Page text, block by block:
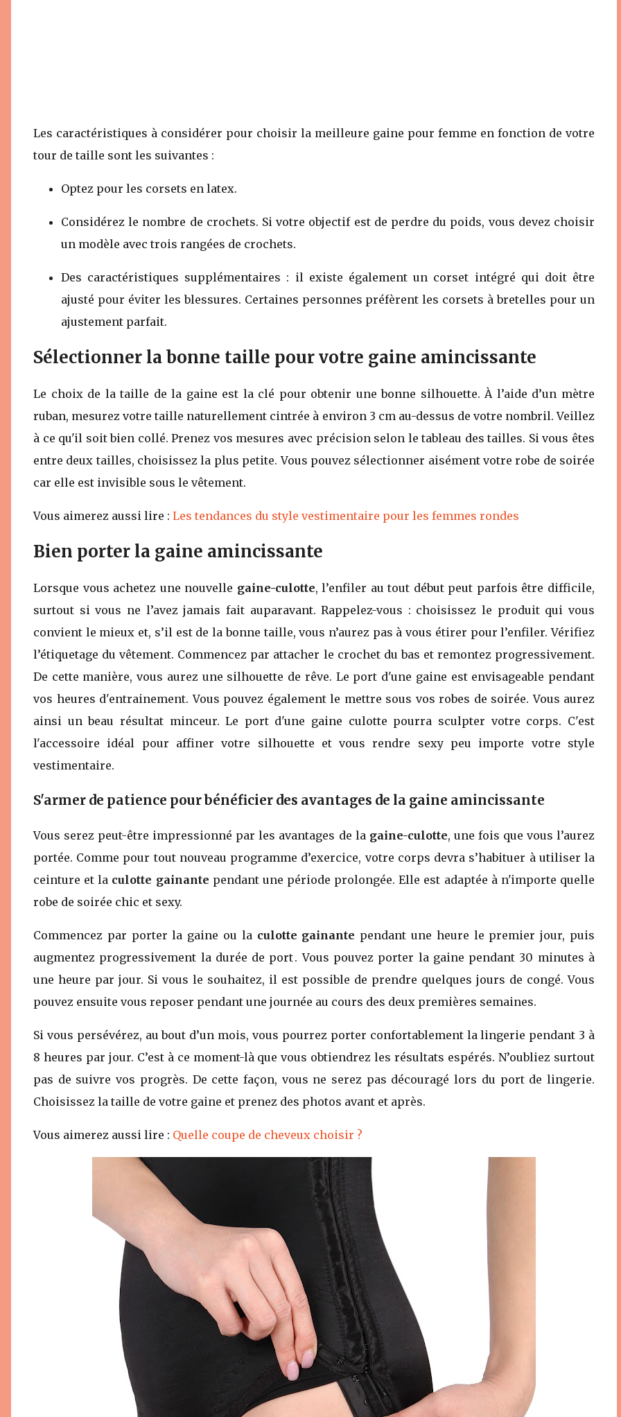
Les caractéristiques à considérer pour choisir la meilleure gaine pour femme en fonction de votre
tour de taille sont les suivantes :
Optez pour les corsets en latex.
Considérez le nombre de crochets. Si votre objectif est de perdre du poids, vous devez choisir
un modèle avec trois rangées de crochets.
Des caractéristiques supplémentaires : il existe également un corset intégré qui doit être
ajusté pour éviter les blessures. Certaines personnes préfèrent les corsets à bretelles pour un
ajustement parfait.
Sélectionner la bonne taille pour votre gaine amincissante
Le choix de la taille de la gaine est la clé pour obtenir une bonne silhouette. À l’aide d’un mètre
ruban, mesurez votre taille naturellement cintrée à environ 3 cm au-dessus de votre nombril. Veillez
à ce qu'il soit bien collé. Prenez vos mesures avec précision selon le tableau des tailles. Si vous êtes
entre deux tailles, choisissez la plus petite. Vous pouvez sélectionner aisément votre robe de soirée
car elle est invisible sous le vêtement.
Vous aimerez aussi lire : Les tendances du style vestimentaire pour les femmes rondes
Bien porter la gaine amincissante
Lorsque vous achetez une nouvelle gaine-culotte, l’enfiler au tout début peut parfois être difficile,
surtout si vous ne l’avez jamais fait auparavant. Rappelez-vous : choisissez le produit qui vous
convient le mieux et, s’il est de la bonne taille, vous n’aurez pas à vous étirer pour l’enfiler. Vérifiez
l’étiquetage du vêtement. Commencez par attacher le crochet du bas et remontez progressivement.
De cette manière, vous aurez une silhouette de rêve. Le port d'une gaine est envisageable pendant
vos heures d'entrainement. Vous pouvez également le mettre sous vos robes de soirée. Vous aurez
ainsi un beau résultat minceur. Le port d'une gaine culotte pourra sculpter votre corps. C'est
l'accessoire idéal pour affiner votre silhouette et vous rendre sexy peu importe votre style
vestimentaire.
S'armer de patience pour bénéficier des avantages de la gaine amincissante
Vous serez peut-être impressionné par les avantages de la gaine-culotte, une fois que vous l’aurez
portée. Comme pour tout nouveau programme d’exercice, votre corps devra s’habituer à utiliser la
ceinture et la culotte gainante pendant une période prolongée. Elle est adaptée à n'importe quelle
robe de soirée chic et sexy.
Commencez par porter la gaine ou la culotte gainante pendant une heure le premier jour, puis
augmentez progressivement la durée de port . Vous pouvez porter la gaine pendant 30 minutes à
une heure par jour. Si vous le souhaitez, il est possible de prendre quelques jours de congé. Vous
pouvez ensuite vous reposer pendant une journée au cours des deux premières semaines.
Si vous persévérez, au bout d’un mois, vous pourrez porter confortablement la lingerie pendant 3 à
8 heures par jour. C’est à ce moment-là que vous obtiendrez les résultats espérés. N’oubliez surtout
pas de suivre vos progrès. De cette façon, vous ne serez pas découragé lors du port de lingerie.
Choisissez la taille de votre gaine et prenez des photos avant et après.
Vous aimerez aussi lire : Quelle coupe de cheveux choisir ?